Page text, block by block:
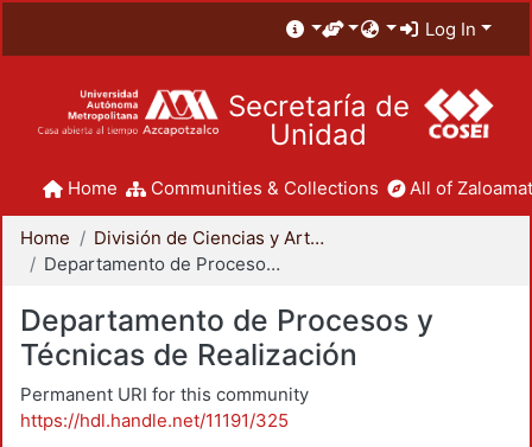
Log In
Secretaría de
Unidad
Home Communities & Collections All of
Home
División de Ciencias y Artes para el Diseño
Departamento de Procesos y Técnicas de Realización
Departamento de Procesos y
Técnicas de Realización
Permanent URI for this community
https://hdl.handle.net/11191/325